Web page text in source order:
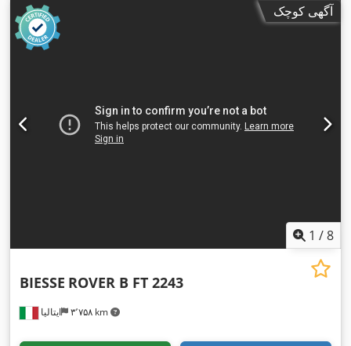
آگهی کوچک
1 /8
ایتالیا ۳٬۷۵۸ km
BIESSE ROVER B FT 2243